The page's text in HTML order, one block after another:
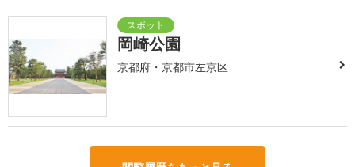
岡崎公園
京都府・京都市左京区